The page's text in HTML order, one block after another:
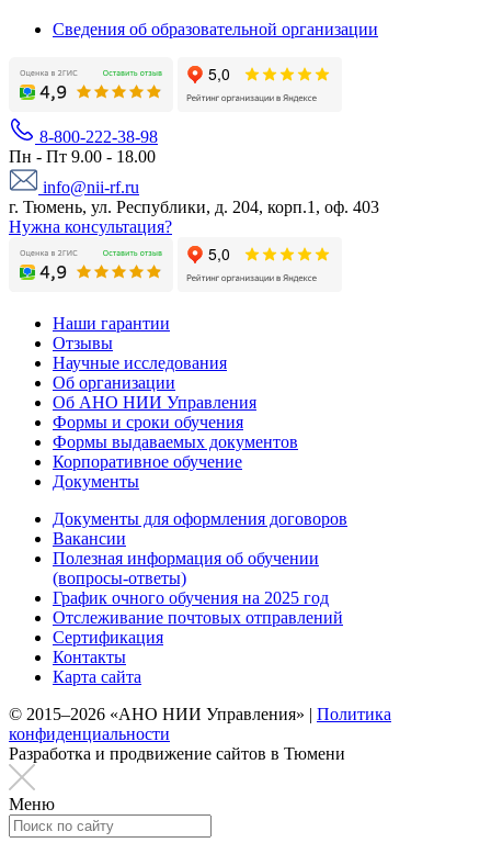
Сведения об образовательной организации
8-800-222-38-98
Пн - Пт 9.00 - 18.00
info@nii-rf.ru
г. Тюмень, ул. Республики, д. 204, корп.1, оф. 403
Нужна консультация?
Наши гарантии
Отзывы
Научные исследования
Об организации
Об АНО НИИ Управления
Формы и сроки обучения
Формы выдаваемых документов
Корпоративное обучение
Документы
Документы для оформления договоров
Вакансии
Полезная информация об обучении
(вопросы-ответы)
График очного обучения на 2025 год
Отслеживание почтовых отправлений
Сертификация
Контакты
Карта сайта
© 2015–2026 «АНО НИИ Управления» | Политика
конфиденциальности
Разработка и продвижение сайтов в Тюмени
Меню